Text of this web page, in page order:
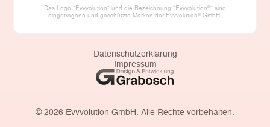
Das Logo "Evvvolution" und die Bezeichnung "Evvvolution®" sind
eingetragene und geschützte Marken der Evvvolution® GmbH.
©2026 Evvvolution GmbH. Alle Rechte vorbehalten.
Datenschutzerklärung
Impressum